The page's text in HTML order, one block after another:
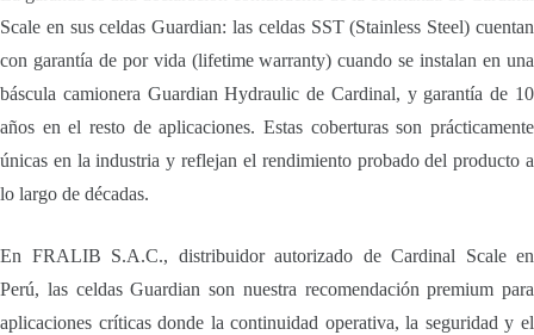
Scale en sus celdas Guardian: las celdas SST (Stainless Steel) cuentan
con garantía de por vida (lifetime warranty) cuando se instalan en una
báscula camionera Guardian Hydraulic de Cardinal, y garantía de 10
años en el resto de aplicaciones. Estas coberturas son prácticamente
únicas en la industria y reflejan el rendimiento probado del producto a
lo largo de décadas.
En FRALIB S.A.C., distribuidor autorizado de Cardinal Scale en
Perú, las celdas Guardian son nuestra recomendación premium para
aplicaciones críticas donde la continuidad operativa, la seguridad y el